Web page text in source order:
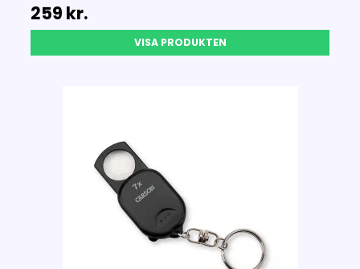
259 kr.
VISA PRODUKTEN